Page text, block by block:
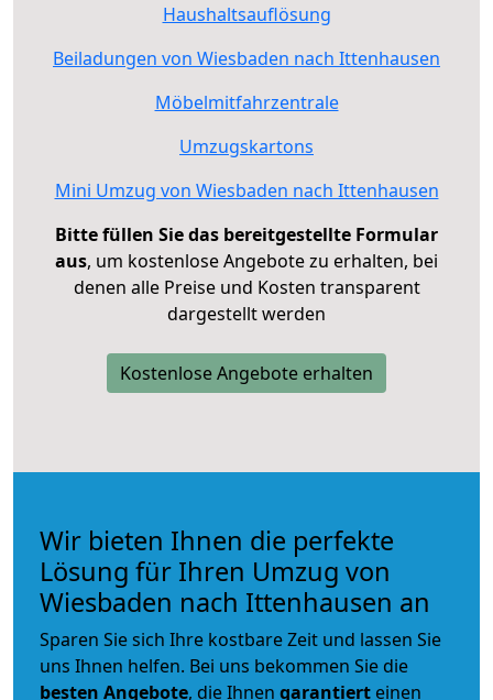
Haushaltsauflösung
Beiladungen von Wiesbaden nach Ittenhausen
Möbelmitfahrzentrale
Umzugskartons
Mini Umzug von Wiesbaden nach Ittenhausen
Bitte füllen Sie das bereitgestellte Formular
aus, um kostenlose Angebote zu erhalten, bei
denen alle Preise und Kosten transparent
dargestellt werden
Kostenlose Angebote erhalten
Wir bieten Ihnen die perfekte
Lösung für Ihren Umzug von
Wiesbaden nach Ittenhausen an
Sparen Sie sich Ihre kostbare Zeit und lassen Sie
uns Ihnen helfen. Bei uns bekommen Sie die
besten Angebote, die Ihnen garantiert einen